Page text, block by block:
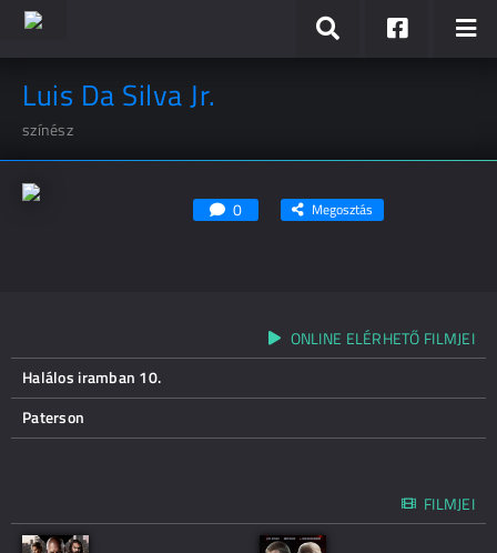
Luis Da Silva Jr.
színész
0 Megosztás
ONLINE ELÉRHETŐ FILMJEI
Halálos iramban 10.
Paterson
FILMJEI